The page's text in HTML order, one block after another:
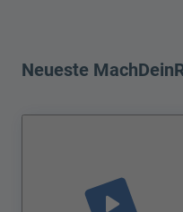
Neueste
play_arrow